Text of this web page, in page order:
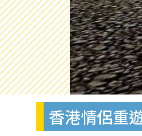
香港情侶重